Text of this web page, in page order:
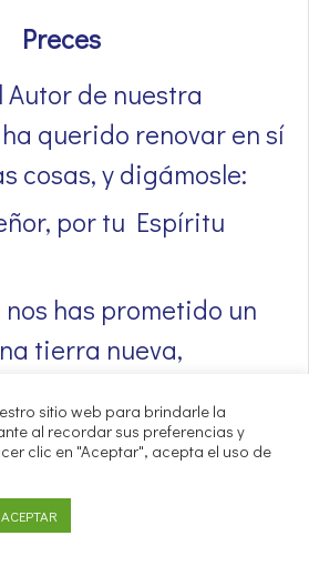
Preces
de nuestra
querido renovar en sí
cosas, y digámosle:
por tu Espíritu
nos has prometido un
tierra nueva,
a gozar
ti en la nueva
sitio web para brindarle la
al recordar sus preferencias y
clic en "Aceptar", acepta el uso de
ACEPTAR